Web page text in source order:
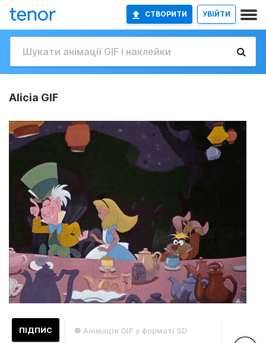
СТВОРИТИ УВІЙТИ
Alicia GIF
● Анімація GIF у форматі SD
ПІДПИС